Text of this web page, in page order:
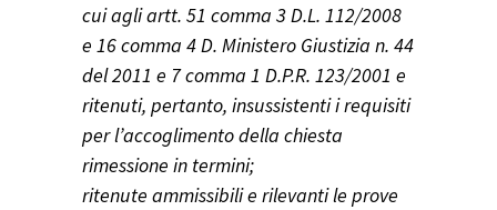
cui agli artt. 51 comma 3 D.L. 112/2008
e 16 comma 4 D. Ministero Giustizia n. 44
del 2011 e 7 comma 1 D.P.R. 123/2001 e
ritenuti, pertanto, insussistenti i requisiti
per l’accoglimento della chiesta
rimessione in termini;
ritenute ammissibili e rilevanti le prove